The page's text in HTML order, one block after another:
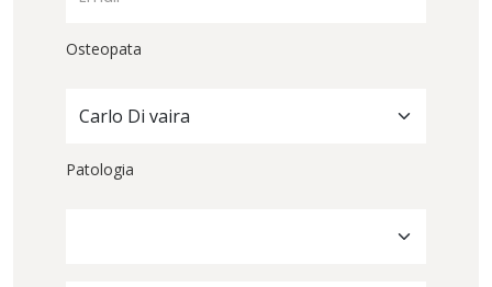
Osteopata
Carlo Di vaira
Patologia